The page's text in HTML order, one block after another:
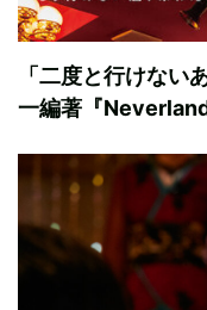
「二度と行けな
一編著『